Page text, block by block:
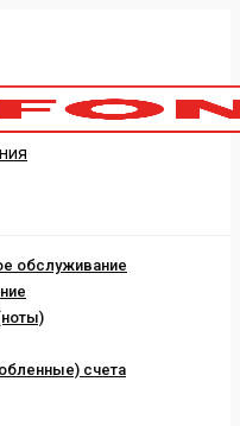
обслуживание
счета